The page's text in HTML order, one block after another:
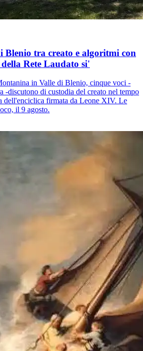
Blenio tra creato e algoritmi con
Rete Laudato si'
in Valle di Blenio, cinque voci -
-discutono di custodia del creato nel tempo
dell'enciclica firmata da Leone XIV. Le
il 9 agosto.